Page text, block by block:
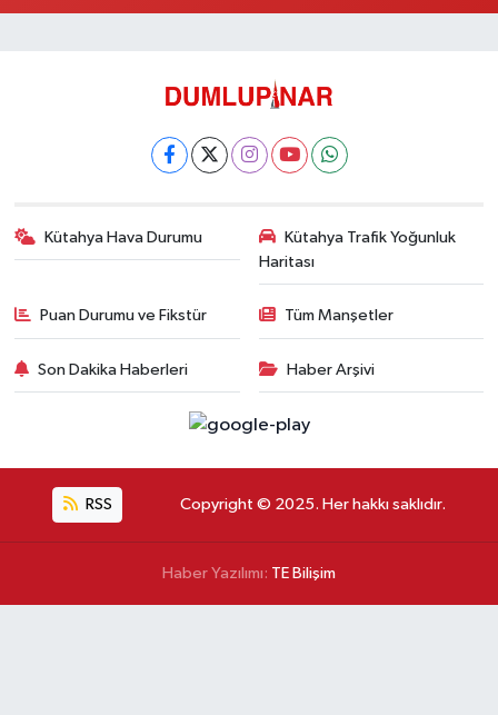
Kütahya Hava Durumu
Kütahya Trafik Yoğunluk
Haritası
Puan Durumu ve Fikstür Tüm Manşetler
Son Dakika Haberleri Haber Arşivi
RSS Copyright © 2025. Her hakkı saklıdır.
Haber Yazılımı: TE Bilişim